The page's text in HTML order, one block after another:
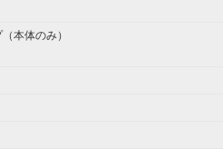
本体のみ）